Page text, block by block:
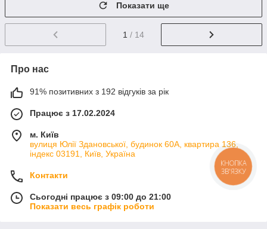
Показати ще
1 / 14
Про нас
91% позитивних з 192 відгуків за рік
Працює з 17.02.2024
м. Київ
вулиця Юлії Здановської, будинок 60А, квартира 136,
індекс 03191, Київ, Україна
Контакти
Сьогодні працює з 09:00 до 21:00
Показати весь графік роботи
КНОПКА
ЗВ'ЯЗКУ